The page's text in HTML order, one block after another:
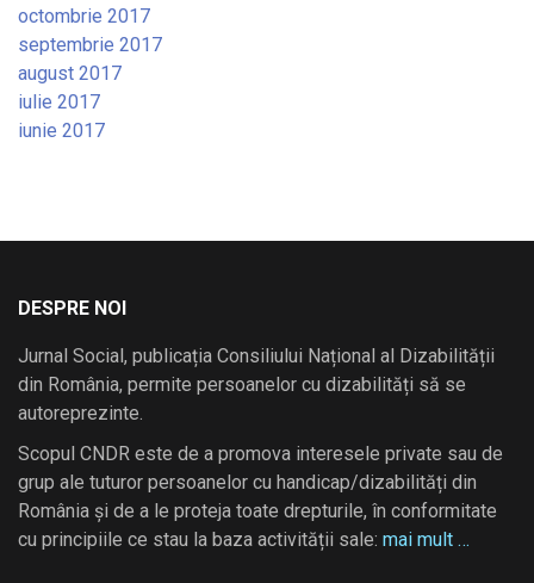
octombrie 2017
septembrie 2017
august 2017
iulie 2017
iunie 2017
DESPRE NOI
Jurnal Social, publicația Consiliului Național al Dizabilității
din România, permite persoanelor cu dizabilități să se
autoreprezinte.
Scopul CNDR este de a promova interesele private sau de
grup ale tuturor persoanelor cu handicap/dizabilități din
România și de a le proteja toate drepturile, în conformitate
cu principiile ce stau la baza activității sale: mai mult …